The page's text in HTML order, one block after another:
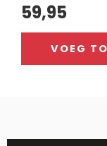
59,95
VOEG